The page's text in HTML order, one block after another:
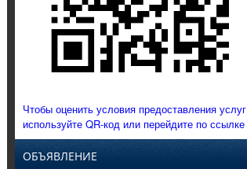
Чтобы оценить условия предоставления услуг
используйте QR-код или перейдите по ссылке
ОБЪЯВЛЕНИЕ